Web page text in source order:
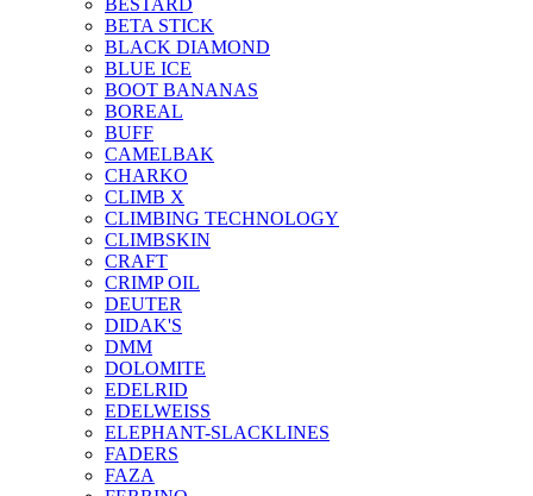
BESTARD
BETA STICK
BLACK DIAMOND
BLUE ICE
BOOT BANANAS
BOREAL
BUFF
CAMELBAK
CHARKO
CLIMB X
CLIMBING TECHNOLOGY
CLIMBSKIN
CRAFT
CRIMP OIL
DEUTER
DIDAK'S
DMM
DOLOMITE
EDELRID
EDELWEISS
ELEPHANT-SLACKLINES
FADERS
FAZA